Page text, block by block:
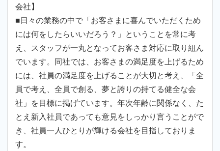
会社】
■日々の業務の中で「お客さまに喜んでいただくため
には何をしたらいいだろう？」ということを常に考
え、スタッフが一丸となってお客さま対応に取り組ん
でいます。同社では、お客さまの満足度を上げるため
には、社員の満足度を上げることが大切と考え、「全
員で考え、全員で創る、夢と誇りの持てる健全な会
社」を目標に掲げています。年次年齢に関係なく、た
とえ新入社員であっても意見をしっかり言うことがで
き、社員一人ひとりが輝ける会社を目指しておりま
す。